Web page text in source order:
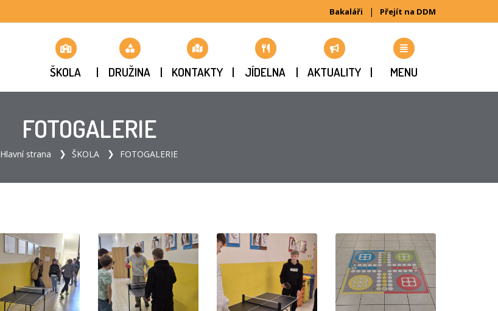
Bakaláři | Přejít na DDM
ŠKOLA DRUŽINA KONTAKTY JÍDELNA AKTUALITY MENU
FOTOGALERIE
Hlavní strana ŠKOLA FOTOGALERIE